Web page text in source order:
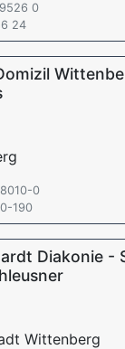
0
24
0
190
Diakonie -
Wittenberg